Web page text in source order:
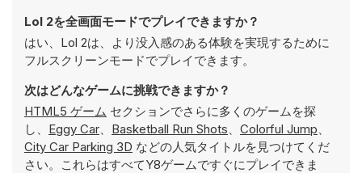
Lol 2を全画面モードでプレイできますか？
はい、Lol 2は、より没入感のある体験を実現するために
フルスクリーンモードでプレイできます。
次はどんなゲームに挑戦できますか？
HTML5 ゲーム セクションでさらに多くのゲームを探
し、 Eggy Car、 Basketball Run Shots、 Colorful Jump、
City Car Parking 3D などの人気タイトルを見つけてくだ
さい。これらはすべてY8ゲームですぐにプレイできま